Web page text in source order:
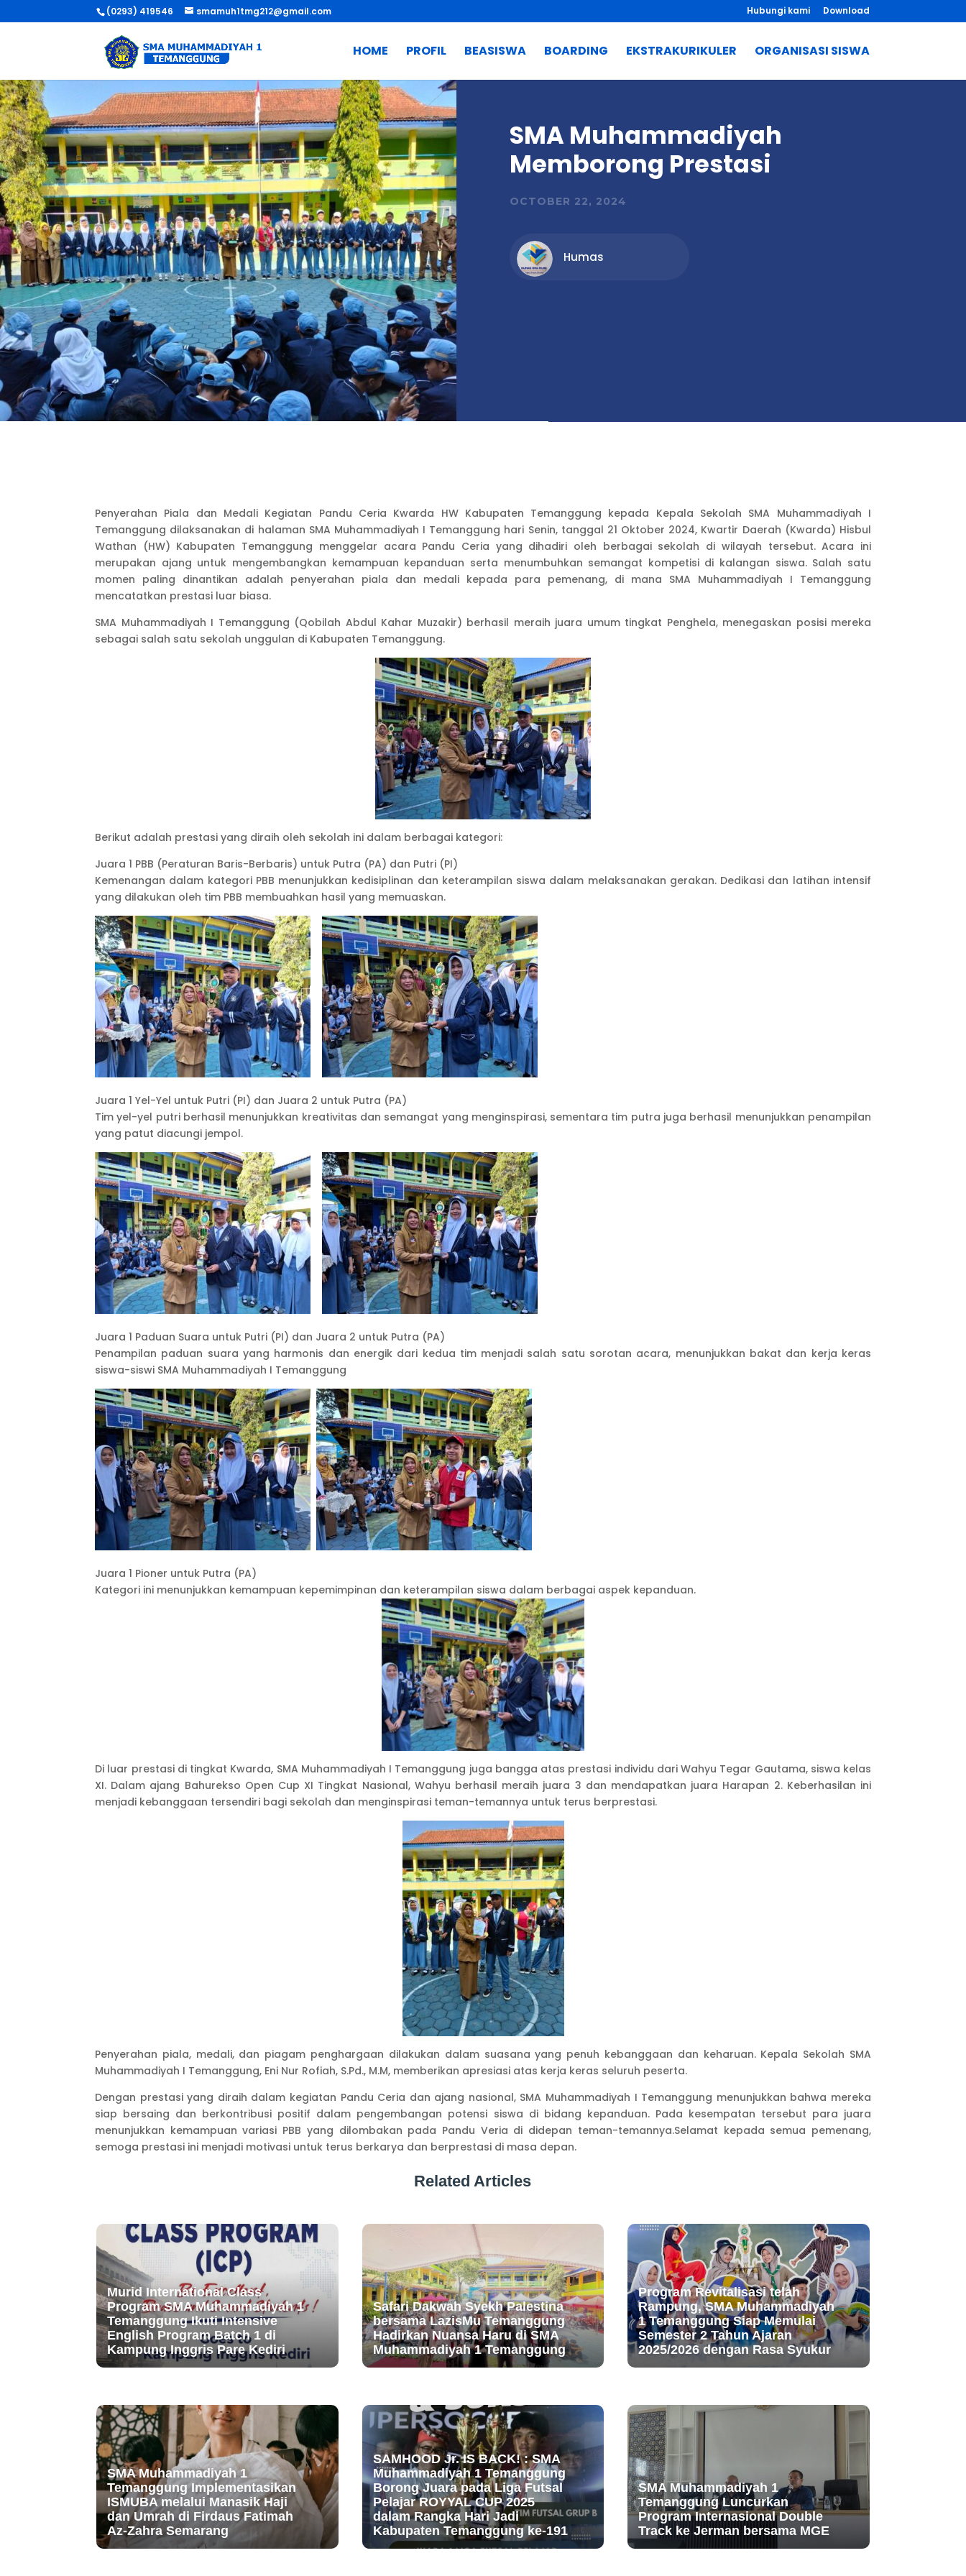
(0293) 419546 smamuh1tmg212@gmail.com Hubungi kami Download
HOME PROFIL BEASISWA BOARDING EKSTRAKURIKULER ORGANISASI SISWA
SMA Muhammadiyah
Memborong Prestasi
OCTOBER 22, 2024
Humas
Penyerahan Piala dan Medali Kegiatan Pandu Ceria Kwarda HW Kabupaten Temanggung kepada Kepala Sekolah SMA Muhammadiyah I
Temanggung dilaksanakan di halaman SMA Muhammadiyah I Temanggung hari Senin, tanggal 21 Oktober 2024, Kwartir Daerah (Kwarda) Hisbul
Wathan (HW) Kabupaten Temanggung menggelar acara Pandu Ceria yang dihadiri oleh berbagai sekolah di wilayah tersebut. Acara ini
merupakan ajang untuk mengembangkan kemampuan kepanduan serta menumbuhkan semangat kompetisi di kalangan siswa. Salah satu
momen paling dinantikan adalah penyerahan piala dan medali kepada para pemenang, di mana SMA Muhammadiyah I Temanggung
mencatatkan prestasi luar biasa.
SMA Muhammadiyah I Temanggung (Qobilah Abdul Kahar Muzakir) berhasil meraih juara umum tingkat Penghela, menegaskan posisi mereka
sebagai salah satu sekolah unggulan di Kabupaten Temanggung.
Berikut adalah prestasi yang diraih oleh sekolah ini dalam berbagai kategori:
Juara 1 PBB (Peraturan Baris-Berbaris) untuk Putra (PA) dan Putri (PI)
Kemenangan dalam kategori PBB menunjukkan kedisiplinan dan keterampilan siswa dalam melaksanakan gerakan. Dedikasi dan latihan intensif
yang dilakukan oleh tim PBB membuahkan hasil yang memuaskan.
Juara 1 Yel-Yel untuk Putri (PI) dan Juara 2 untuk Putra (PA)
Tim yel-yel putri berhasil menunjukkan kreativitas dan semangat yang menginspirasi, sementara tim putra juga berhasil menunjukkan penampilan
yang patut diacungi jempol.
Juara 1 Paduan Suara untuk Putri (PI) dan Juara 2 untuk Putra (PA)
Penampilan paduan suara yang harmonis dan energik dari kedua tim menjadi salah satu sorotan acara, menunjukkan bakat dan kerja keras
siswa-siswi SMA Muhammadiyah I Temanggung
Juara 1 Pioner untuk Putra (PA)
Kategori ini menunjukkan kemampuan kepemimpinan dan keterampilan siswa dalam berbagai aspek kepanduan.
Di luar prestasi di tingkat Kwarda, SMA Muhammadiyah I Temanggung juga bangga atas prestasi individu dari Wahyu Tegar Gautama, siswa kelas
XI. Dalam ajang Bahurekso Open Cup XI Tingkat Nasional, Wahyu berhasil meraih juara 3 dan mendapatkan juara Harapan 2. Keberhasilan ini
menjadi kebanggaan tersendiri bagi sekolah dan menginspirasi teman-temannya untuk terus berprestasi.
Penyerahan piala, medali, dan piagam penghargaan dilakukan dalam suasana yang penuh kebanggaan dan keharuan. Kepala Sekolah SMA
Muhammadiyah I Temanggung, Eni Nur Rofiah, S.Pd., M.M, memberikan apresiasi atas kerja keras seluruh peserta.
Dengan prestasi yang diraih dalam kegiatan Pandu Ceria dan ajang nasional, SMA Muhammadiyah I Temanggung menunjukkan bahwa mereka
siap bersaing dan berkontribusi positif dalam pengembangan potensi siswa di bidang kepanduan. Pada kesempatan tersebut para juara
menunjukkan kemampuan variasi PBB yang dilombakan pada Pandu Veria di didepan teman-temannya.Selamat kepada semua pemenang,
semoga prestasi ini menjadi motivasi untuk terus berkarya dan berprestasi di masa depan.
Related Articles
Murid International Class
Program SMA Muhammadiyah 1
Temanggung Ikuti Intensive
English Program Batch 1 di
Kampung Inggris Pare Kediri
Safari Dakwah Syekh Palestina
bersama LazisMu Temanggung
Hadirkan Nuansa Haru di SMA
Muhammadiyah 1 Temanggung
Program Revitalisasi telah
Rampung, SMA Muhammadiyah
1 Temanggung Siap Memulai
Semester 2 Tahun Ajaran
2025/2026 dengan Rasa Syukur
SMA Muhammadiyah 1
Temanggung Implementasikan
ISMUBA melalui Manasik Haji
dan Umrah di Firdaus Fatimah
Az-Zahra Semarang
SAMHOOD Jr. IS BACK! : SMA
Muhammadiyah 1 Temanggung
Borong Juara pada Liga Futsal
Pelajar ROYYAL CUP 2025
dalam Rangka Hari Jadi
Kabupaten Temanggung ke-191
SMA Muhammadiyah 1
Temanggung Luncurkan
Program Internasional Double
Track ke Jerman bersama MGE